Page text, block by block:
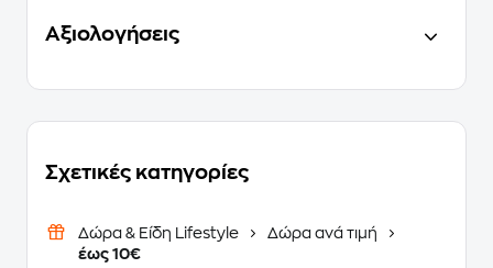
Αξιολογήσεις
Σχετικές κατηγορίες
Δώρα & Είδη Lifestyle
Δώρα ανά τιμή
έως 10€